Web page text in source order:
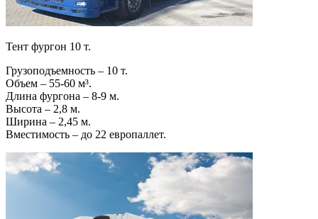
Тент фургон 10 т.
Грузоподъемность – 10 т.
Объем – 55-60 м³.
Длина фургона – 8-9 м.
Высота – 2,8 м.
Ширина – 2,45 м.
Вместимость – до 22 европаллет.